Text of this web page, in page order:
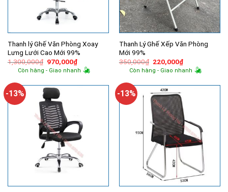
Thanh lý Ghế Văn Phòng Xoay
Lưng Lưới Cao Mới 99%
1,300,000₫ Giá
gốc
là:
970,000₫Giá
hiện
tại
970,000₫.
Còn hàng - Giao nhanh
Thanh Lý Ghế Xếp Văn Phòng
Mới 99%
350,000₫ Giá
gốc
là:
220,000₫Giá
hiện
tại
220,000₫.
Còn hàng - Giao nhanh
-13% -13%